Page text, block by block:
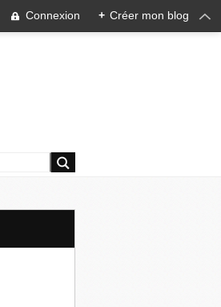
Connexion + Créer mon blog